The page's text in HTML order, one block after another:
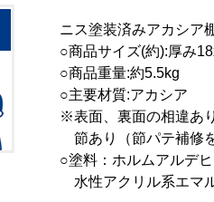
ニス塗装済みアカシア
○商品サイズ(約):厚み
○商品重量:約5.5kg
○主要材質:アカシア
※表面、裏面の相違あり
節あり（節パテ補修
○塗料： ホルムアルデ
水性アクリル系エマ